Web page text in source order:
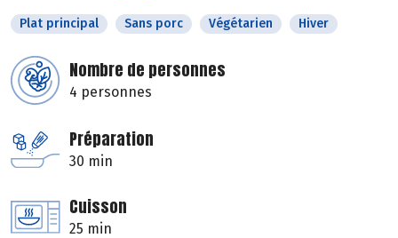
Plat principal Sans porc Végétarien Hiver
Nombre de personnes
4 personnes
Préparation
30 min
Cuisson
25 min